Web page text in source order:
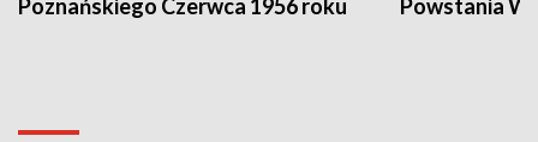
Poznańskiego Czerwca 1956 roku
Powstania